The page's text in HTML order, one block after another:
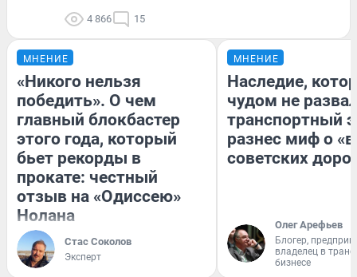
4 866 15
МНЕНИЕ
«Никого нельзя
победить». О чем
главный блокбастер
этого года, который
бьет рекорды в
прокате: честный
отзыв на «Одиссею»
Нолана
Стас Соколов
Эксперт
МНЕНИЕ
Наследие,
чудом не
транспортный
разнес миф о
советских
Олег Арефьев
Блогер,
владелец в
бизнесе